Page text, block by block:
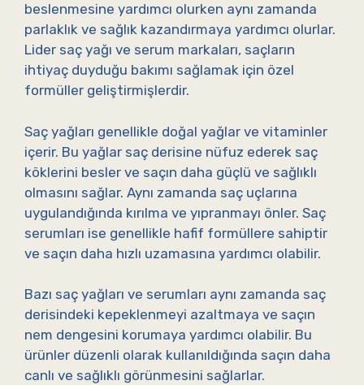
beslenmesine yardımcı olurken aynı zamanda
parlaklık ve sağlık kazandırmaya yardımcı olurlar.
Lider saç yağı ve serum markaları, saçların
ihtiyaç duyduğu bakımı sağlamak için özel
formüller geliştirmişlerdir.
Saç yağları genellikle doğal yağlar ve vitaminler
içerir. Bu yağlar saç derisine nüfuz ederek saç
köklerini besler ve saçın daha güçlü ve sağlıklı
olmasını sağlar. Aynı zamanda saç uçlarına
uygulandığında kırılma ve yıpranmayı önler. Saç
serumları ise genellikle hafif formüllere sahiptir
ve saçın daha hızlı uzamasına yardımcı olabilir.
Bazı saç yağları ve serumları aynı zamanda saç
derisindeki kepeklenmeyi azaltmaya ve saçın
nem dengesini korumaya yardımcı olabilir. Bu
ürünler düzenli olarak kullanıldığında saçın daha
canlı ve sağlıklı görünmesini sağlarlar.